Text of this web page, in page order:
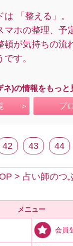
「整える」。
マホの整理、予
頓が気持ちの流
す。
ネ)の情報をもっと
プ
42 43 44
> 占い師のつ
メニュー
会員